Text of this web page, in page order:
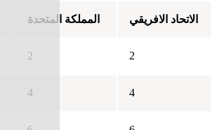
المملكة المتحدة الاتحاد الافريقي
2 2
4 4